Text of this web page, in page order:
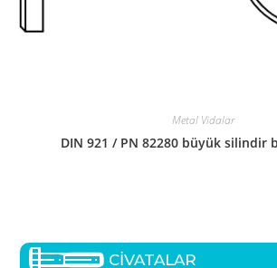
Metal Vidalar
DIN 921 / PN 82280 büyük silindir
CİVATALAR